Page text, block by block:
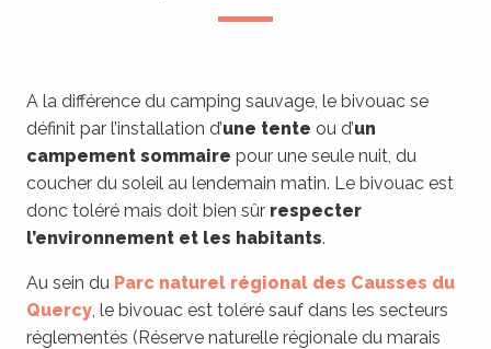
A la différence du camping sauvage, le bivouac se
définit par l’installation d’une tente ou d’un
campement sommaire pour une seule nuit, du
coucher du soleil au lendemain matin. Le bivouac est
donc toléré mais doit bien sûr respecter
l’environnement et les habitants.
Au sein du Parc naturel régional des Causses du
Quercy, le bivouac est toléré sauf dans les secteurs
réglementés (Réserve naturelle régionale du marais